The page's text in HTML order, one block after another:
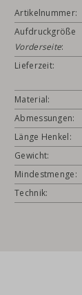
Artikelnummer:
Aufdruckgröße
Vorderseite:
Lieferzeit:
Material:
Abmessungen:
Länge Henkel:
Gewicht:
Mindestmenge:
Technik: